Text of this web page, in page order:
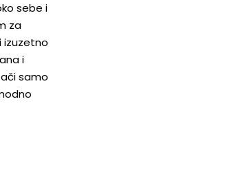
sebe i
za
izuzetno
i
samo